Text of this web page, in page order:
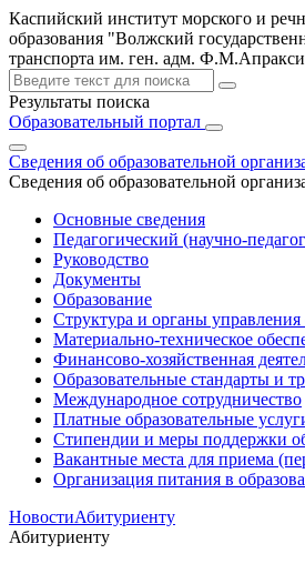
Каспийский институт морского и
образования "Волжский
транспорта им. ген. адм.
Результаты поиска
Образовательный портал
Сведения об образовательной
Сведения об образовательной
Основные сведения
Педагогический (научно-
Руководство
Документы
Образование
Структура и органы управления
Материально-техническое
Финансово-хозяйственная
Образовательные стандарты и
Международное сотрудничество
Платные образовательные
Стипендии и меры поддержки
Вакантные места для приема
Организация питания в
НовостиАбитуриенту
Абитуриенту